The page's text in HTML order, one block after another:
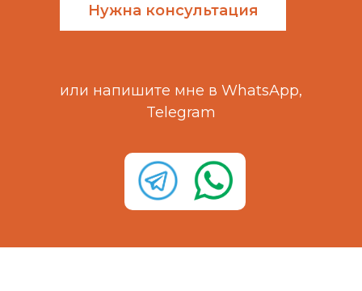
Нужна консультация
или напишите мне в WhatsApp,
Telegram